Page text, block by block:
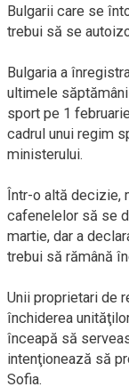
Bulgarii care se
trebui să se
Bulgaria a
ultimele
sport pe 1
cadrul unui regim
ministerului.
Într-o altă decizie,
cafenelelor să se
martie, dar a
trebui să rămână
Unii proprietari de
închiderea
înceapă să
intenţionează să
Sofia.